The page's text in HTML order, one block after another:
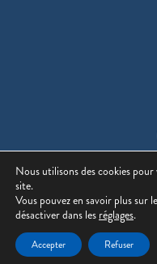
©2022 –
Nous utilisons des cookies
site.
Vous pouvez en savoir plus sur
désactiver dans les réglages.
Accepter Refuser